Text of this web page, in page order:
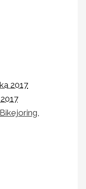
2017
Bikejoring